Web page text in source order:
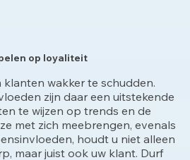
op loyaliteit
wakker te schudden.
zijn daar een uitstekende
te wijzen op trends en de
met zich meebrengen, evenals
houdt u niet alleen
maar juist ook uw klant. Durf